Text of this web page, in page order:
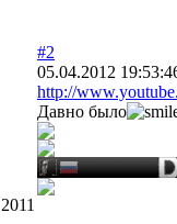
#2
05.04.2012
http://
Давно было